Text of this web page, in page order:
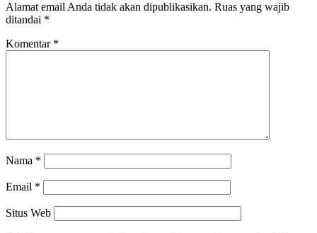
Alamat email Anda tidak akan dipublikasikan. Ruas yang wajib
ditandai *
Komentar *
Nama *
Email *
Situs Web